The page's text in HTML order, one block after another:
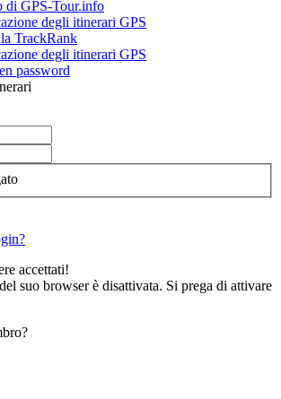
di GPS-Tour.info
degli itinerari GPS
TrackRank
degli itinerari GPS
password
accettati!
suo browser è disattivata. Si prega di attivare